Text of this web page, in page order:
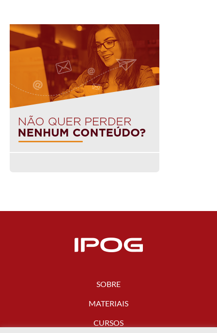
SOBRE
MATERIAIS
CURSOS